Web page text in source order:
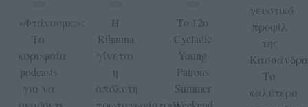
«Φτάνουμε;»:
Τα
κορυφαία
podcasts
για να
Η
Rihanna
γίνεται
η
απόλυτη
Το 12ο
Cycladic
Young
Patrons
Summer
γευστικό
προφίλ
της
Τα
καλύτερα